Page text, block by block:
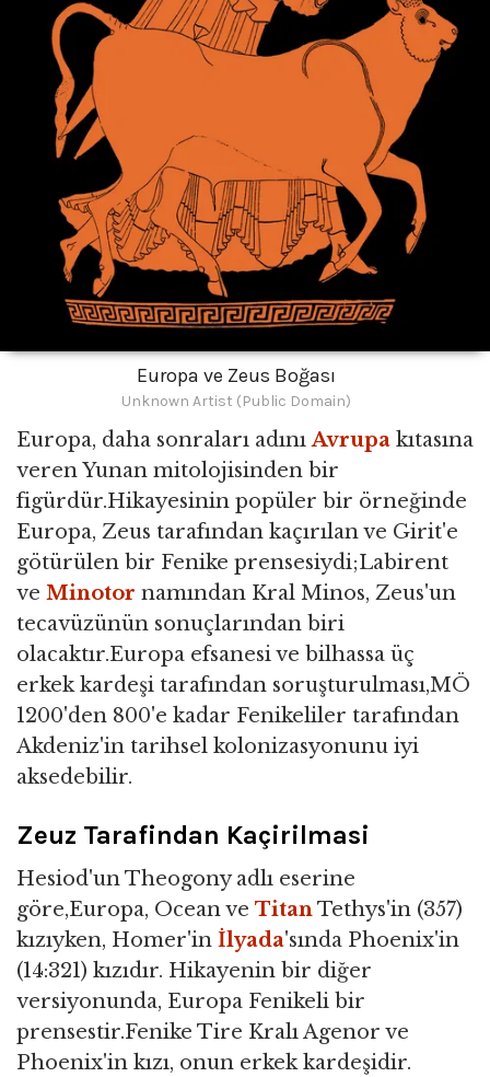
Europa ve Zeus Boğası
Unknown Artist (Public Domain)
Europa, daha sonraları adınıAvrupa kıtasına
veren Yunan mitolojisinden bir
figürdür.Hikayesinin popüler bir örneğinde
Europa, Zeus tarafından kaçırılan ve Girit'e
götürülen bir Fenike prensesiydi;Labirent
ve Minotor namından Kral Minos, Zeus'un
tecavüzünün sonuçlarından biri
olacaktır.Europa efsanesi ve bilhassa üç
erkek kardeşi tarafından soruşturulması,MÖ
1200'den 800'e kadar Fenikeliler tarafından
Akdeniz'in tarihsel kolonizasyonunu iyi
aksedebilir.
Zeuz Tarafindan Kaçirilmasi
Hesiod'un Theogony adlı eserine
göre,Europa, Ocean ve TitanTethys'in (357)
kızıyken, Homer'in İlyada'sında Phoenix'in
(14:321) kızıdır. Hikayenin bir diğer
versiyonunda, Europa Fenikeli bir
prensestir.Fenike Tire Kralı Agenor ve
Phoenix'in kızı, onun erkek kardeşidir.